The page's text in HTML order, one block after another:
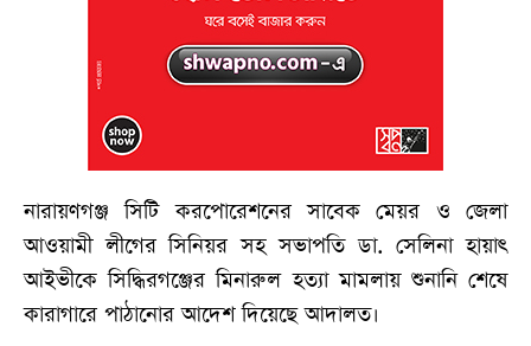
নারায়ণগঞ্জ সিটি করপোরেশনের সাবেক মেয়র ও জেলা
আওয়ামী লীগের সিনিয়র সহ সভাপতি ডা. সেলিনা হায়াৎ
আইভীকে সিদ্ধিরগঞ্জের মিনারুল হত্যা মামলায় শুনানি শেষে
কারাগারে পাঠানোর আদেশ দিয়েছে আদালত।